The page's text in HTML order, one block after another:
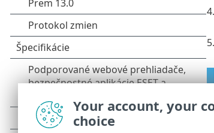
4.
5.
Your account, your
choice